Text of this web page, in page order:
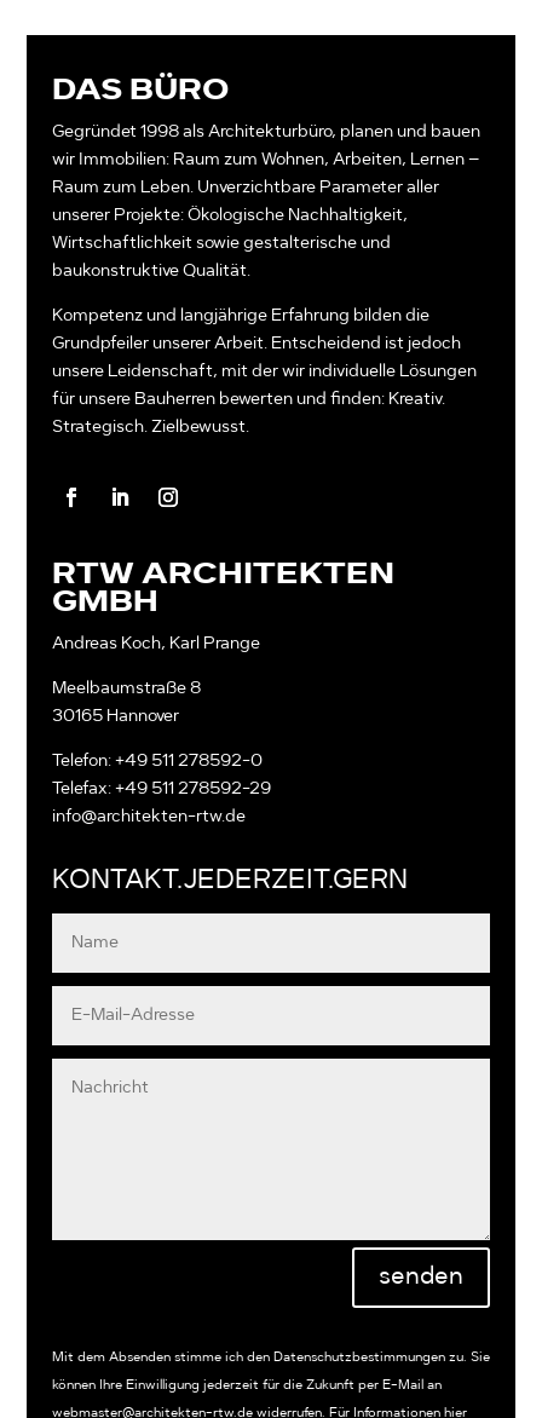
DAS BÜRO
Gegründet 1998 als Architekturbüro, planen und bauen
wir Immobilien: Raum zum Wohnen, Arbei­ten, Lernen –
Raum zum Leben. Unverzicht­bare Para­meter aller
unserer Projekte: Ökolo­gi­sche Nach­haltigkeit,
Wirtschaftlichkeit sowie gestalterische und
baukonstruktive Qualität.
Kompetenz und langjährige Erfahrung bilden die
Grundpfeiler unserer Arbeit. Entscheidend ist jedoch
unsere Leidenschaft, mit der wir individuelle Lösungen
für unsere Bauherren bewerten und finden: Kreativ.
Strategisch. Zielbewusst.
RTW ARCHITEKTEN
GMBH
Andreas Koch, Karl Prange
Meelbaumstraße 8
30165 Hannover
Telefon: +49 511 278592-0
Telefax: +49 511 278592-29
info@architekten-rtw.de
KONTAKT.JEDERZEIT.GERN
senden
Mit dem Absenden stimme ich den Datenschutzbestimmungen zu. Sie
können Ihre Einwilligung jederzeit für die Zukunft per E-Mail an
webmaster@architekten-rtw.de widerrufen. Für Informationen hier